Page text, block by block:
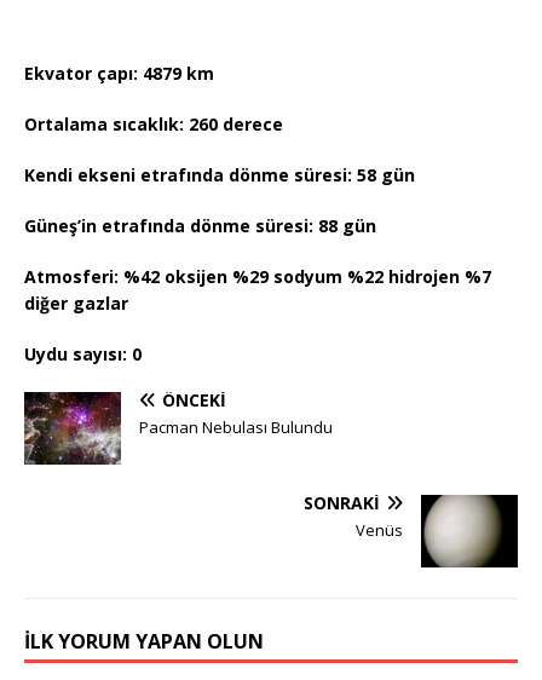
Ekvator çapı: 4879 km
Ortalama sıcaklık: 260 derece
Kendi ekseni etrafında dönme süresi: 58 gün
Güneş’in etrafında dönme süresi: 88 gün
Atmosferi: %42 oksijen %29 sodyum %22 hidrojen %7
diğer gazlar
Uydu sayısı: 0
ÖNCEKI
Pacman Nebulası Bulundu
SONRAKI
Venüs
İLK YORUM YAPAN OLUN